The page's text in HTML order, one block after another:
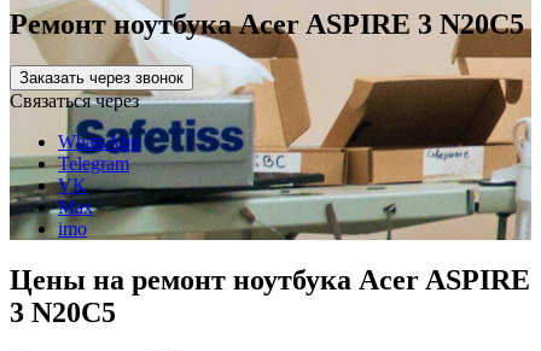
Ремонт ноутбука Acer ASPIRE 3 N20C5
Заказать через звонок
Связаться через
WhatsApp
Telegram
VK
Max
imo
Цены на ремонт ноутбука Acer ASPIRE
3 N20C5